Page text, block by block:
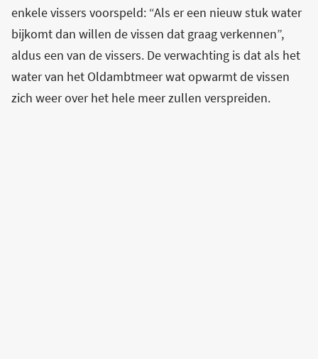
enkele vissers voorspeld: “Als er een nieuw stuk water
bijkomt dan willen de vissen dat graag verkennen”,
aldus een van de vissers. De verwachting is dat als het
water van het Oldambtmeer wat opwarmt de vissen
zich weer over het hele meer zullen verspreiden.